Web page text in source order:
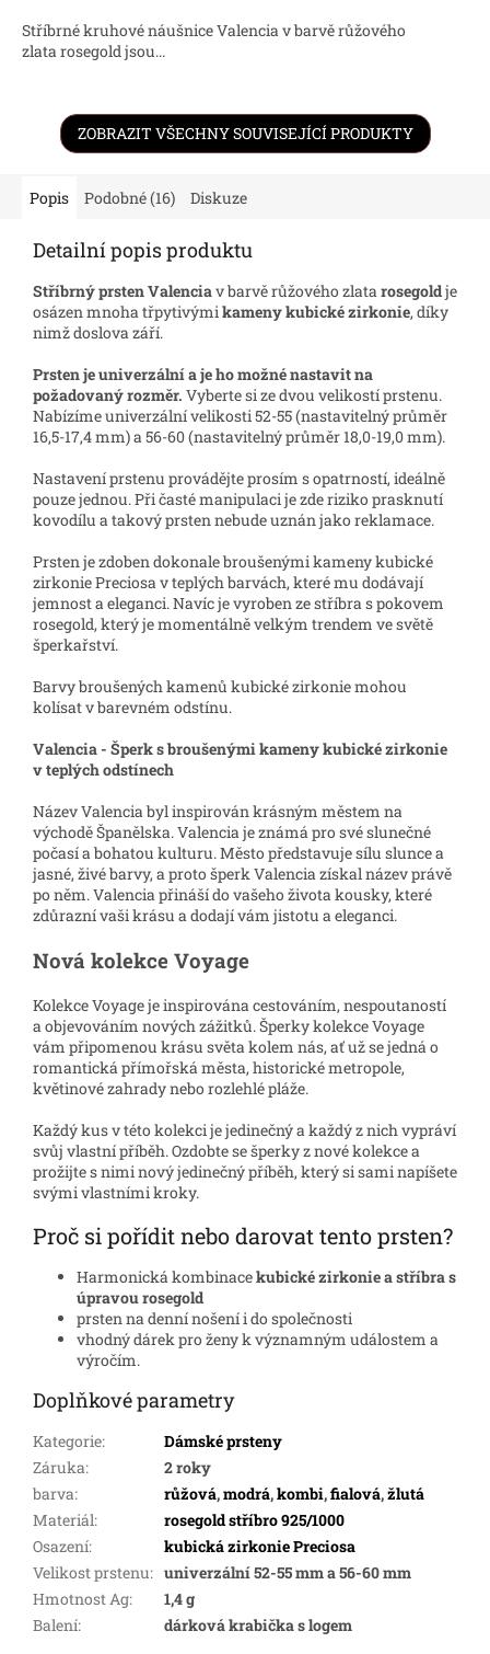
Stříbrné kruhové náušnice Valencia v barvě růžového
zlata rosegold jsou...
ZOBRAZIT VŠECHNY SOUVISEJÍCÍ PRODUKTY
Popis Podobné (16) Diskuze
Detailní popis produktu
Stříbrný prsten Valenciav barvě růžového zlatarosegoldje
osázen mnoha třpytivýmikameny kubické zirkonie, díky
nimž doslova září.
Prsten je univerzální a je ho možné nastavit na
požadovaný rozměr. Vyberte si ze dvou velikostí prstenu.
Nabízíme univerzální velikosti 52-55 (nastavitelný průměr
16,5-17,4 mm) a 56-60 (nastavitelný průměr 18,0-19,0 mm).
Nastavení prstenu provádějte prosím s opatrností, ideálně
pouze jednou. Při časté manipulaci je zde riziko prasknutí
kovodílu a takový prsten nebude uznán jako reklamace.
Prsten je zdoben dokonale broušenými kameny kubické
zirkonie Preciosa v teplých barvách, které mu dodávají
jemnost a eleganci. Navíc je vyroben ze stříbra s pokovem
rosegold, který je momentálně velkým trendem ve světě
šperkařství.
Barvy broušených kamenů kubické zirkonie mohou
kolísat v barevném odstínu.
Valencia - Šperk s broušenými kameny kubické zirkonie
v teplých odstínech
Název Valencia byl inspirován krásným městem na
východě Španělska. Valencia je známá pro své slunečné
počasí a bohatou kulturu. Město představuje sílu slunce a
jasné, živé barvy, a proto šperk Valencia získal název právě
po něm. Valencia přináší do vašeho života kousky, které
zdůrazní vaši krásu a dodají vám jistotu a eleganci.
Nová kolekce Voyage
Kolekce Voyage je inspirována cestováním, nespoutaností
a objevováním nových zážitků. Šperky kolekce Voyage
vám připomenou krásu světa kolem nás, ať už se jedná o
romantická přímořská města, historické metropole,
květinové zahrady nebo rozlehlé pláže.
Každý kus v této kolekci je jedinečný a každý z nich vypráví
svůj vlastní příběh. Ozdobte se šperky z nové kolekce a
prožijte s nimi nový jedinečný příběh, který si sami napíšete
svými vlastními kroky.
Proč si pořídit nebo darovat tento prsten?
Harmonická kombinacekubické zirkonie a stříbra s
úpravou rosegold
prsten na denní nošení i do společnosti
vhodný dárek pro ženy k významným událostem a
výročím.
Doplňkové parametry
Kategorie:
Dámské prsteny
Záruka:
2 roky
barva: růžová,modrá,kombi,fialová,žlutá
Materiál:
rosegold stříbro 925/1000
Osazení:
kubická zirkonie Preciosa
Velikost prstenu: univerzální 52-55 mm a 56-60 mm
Hmotnost Ag:
1,4 g
Balení: dárková krabička s logem